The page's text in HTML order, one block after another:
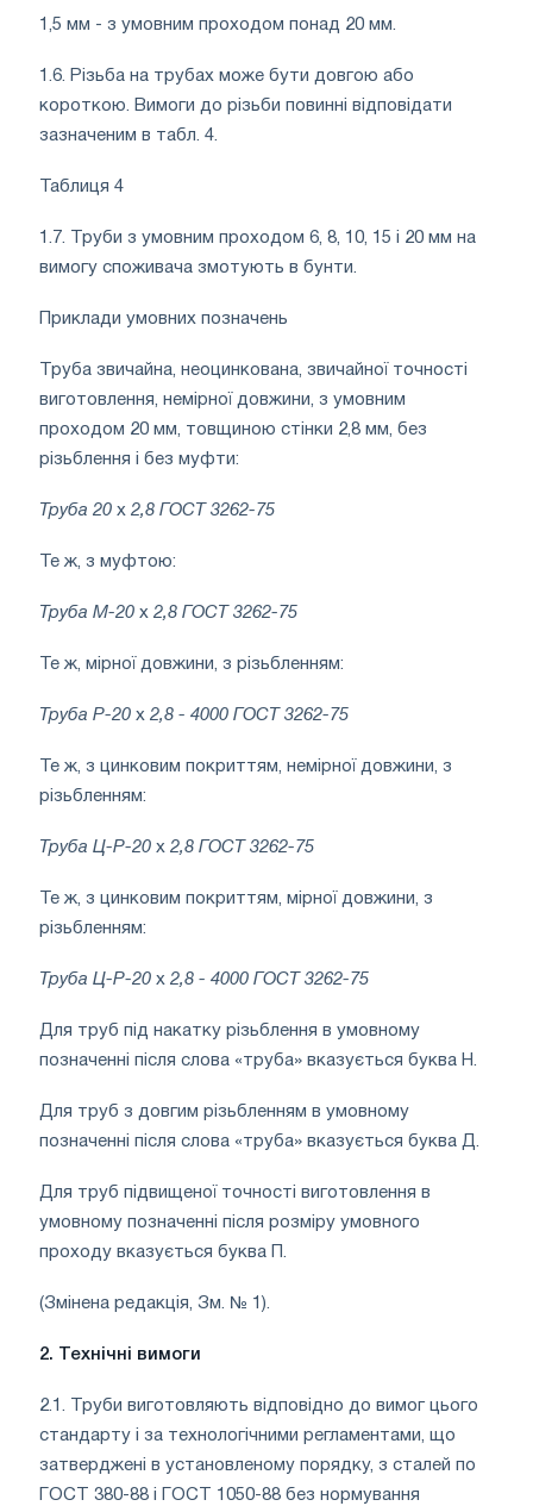
1,5 мм - з умовним проходом понад 20 мм.
1.6. Різьба на трубах може бути довгою або
короткою. Вимоги до різьби повинні відповідати
зазначеним в табл. 4.
Таблиця 4
1.7. Труби з умовним проходом 6, 8, 10, 15 і 20 мм на
вимогу споживача змотують в бунти.
Приклади умовних позначень
Труба звичайна, неоцинкована, звичайної точності
виготовлення, немірної довжини, з умовним
проходом 20 мм, товщиною стінки 2,8 мм, без
різьблення і без муфти:
Труба 20 х 2,8 ГОСТ 3262-75
Те ж, з муфтою:
Труба М-20 х 2,8 ГОСТ 3262-75
Те ж, мірної довжини, з різьбленням:
Труба Р-20 х 2,8 - 4000 ГОСТ 3262-75
Те ж, з цинковим покриттям, немірної довжини, з
різьбленням:
Труба Ц-Р-20 х 2,8 ГОСТ 3262-75
Те ж, з цинковим покриттям, мірної довжини, з
різьбленням:
Труба Ц-Р-20 х 2,8 - 4000 ГОСТ 3262-75
Для труб під накатку різьблення в умовному
позначенні після слова «труба» вказується буква Н.
Для труб з довгим різьбленням в умовному
позначенні після слова «труба» вказується буква Д.
Для труб підвищеної точності виготовлення в
умовному позначенні після розміру умовного
проходу вказується буква П.
(Змінена редакція, Зм. № 1).
2. Технічні вимоги
2.1. Труби виготовляють відповідно до вимог цього
стандарту і за технологічними регламентами, що
затверджені в установленому порядку, з сталей по
ГОСТ 380-88 і ГОСТ 1050-88 без нормування